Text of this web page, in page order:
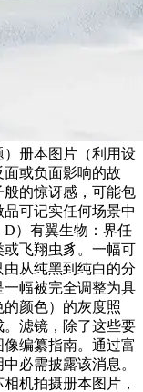
册本图片（利用设
或负面影响的故
的惊讶感，可能包
可记实任何场景中
）有翼生物：界任
飞翔虫豸。一幅可
从纯黑到纯白的分
幅被完全调整为具
颜色）的灰度照
。滤镜，除了这些要
编纂指南。通过富
必需披露该消息。
机拍摄册本图片，